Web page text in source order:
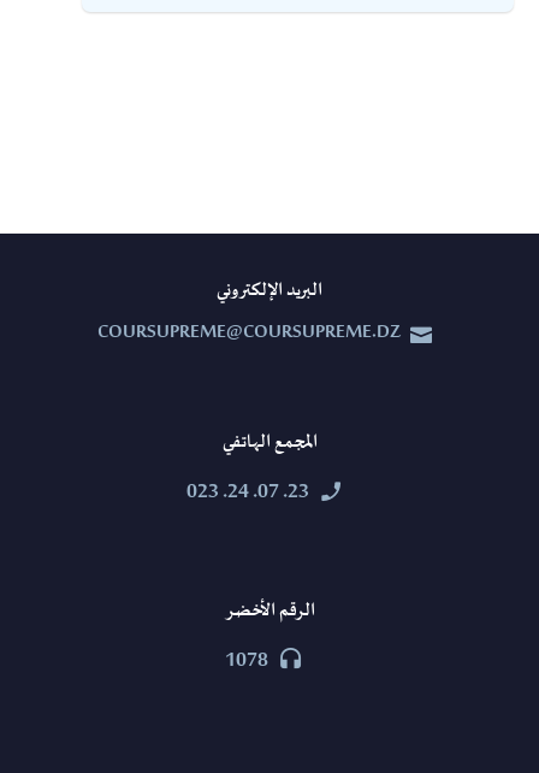
البريد الإلكتروني


COURSUPREME@COURSUPREME.DZ
المجمع الهاتفي


23. 07. 24. 023
الرقم الأخضر


1078